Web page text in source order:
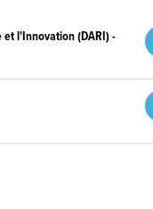
et l'Innovation (DARI) -